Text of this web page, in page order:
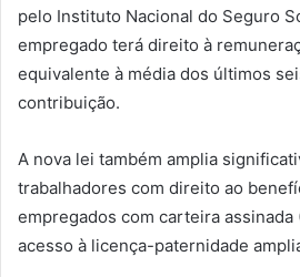
pelo Instituto Nacional do Seguro
empregado terá direito à
equivalente à média dos últimos
contribuição.
A nova lei também amplia
trabalhadores com direito ao
empregados com carteira assinada
acesso à licença-paternidade